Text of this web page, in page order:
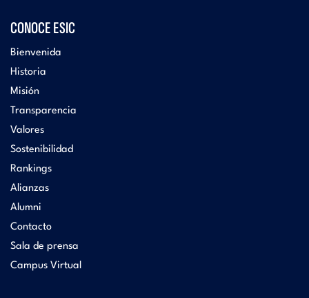
CONOCE ESIC
Bienvenida
Historia
Misión
Transparencia
Valores
Sostenibilidad
Rankings
Alianzas
Alumni
Contacto
Sala de prensa
Campus Virtual